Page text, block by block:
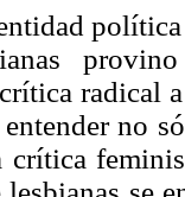
radical
no
crítica